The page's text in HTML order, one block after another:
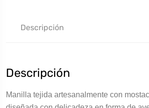
Descripción
Descripción
Manilla tejida artesanalmente con